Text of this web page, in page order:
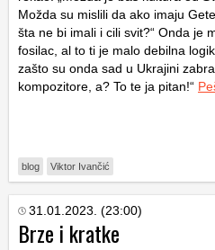
Možda su mislili da ako imaju
šta ne bi imali i cili svit?“ Onda je
fosilac, al to ti je malo debilna
zašto su onda sad u Ukrajini
kompozitore, a? To te ja pitan!“
blog Viktor Ivančić
31.01.2023. (23:00)
Brze i kratke